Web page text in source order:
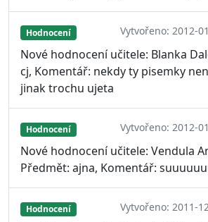
Hodnocení Vytvořeno: 2012-
Nové hodnocení učitele: Blanka
cj, Komentář: nekdy ty pisemky
jinak trochu ujeta
Hodnocení Vytvořeno: 2012-
Nové hodnocení učitele: Vendula
Předmět: ajna, Komentář:
Hodnocení Vytvořeno: 2011-